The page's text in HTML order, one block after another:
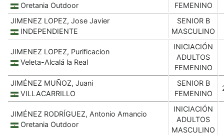
Oretania Outdoor
FEMENINO
JIMENEZ LOPEZ, Jose Javier
INDEPENDIENTE
SENIOR B
MASCULINO
JIMENEZ LOPEZ, Purificacion
Veleta-Alcalá la Real
INICIACIÓN
ADULTOS
FEMENINO
JIMÉNEZ MUÑOZ, Juani
VILLACARRILLO
SENIOR B
FEMENINO
JIMÉNEZ RODRÍGUEZ, Antonio Amancio
Oretania Outdoor
INICIACIÓN
ADULTOS
MASCULINO